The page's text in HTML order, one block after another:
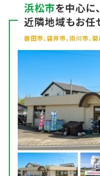
浜松市を中心に、
近隣地域もお任
磐田市、袋井市、掛川市、